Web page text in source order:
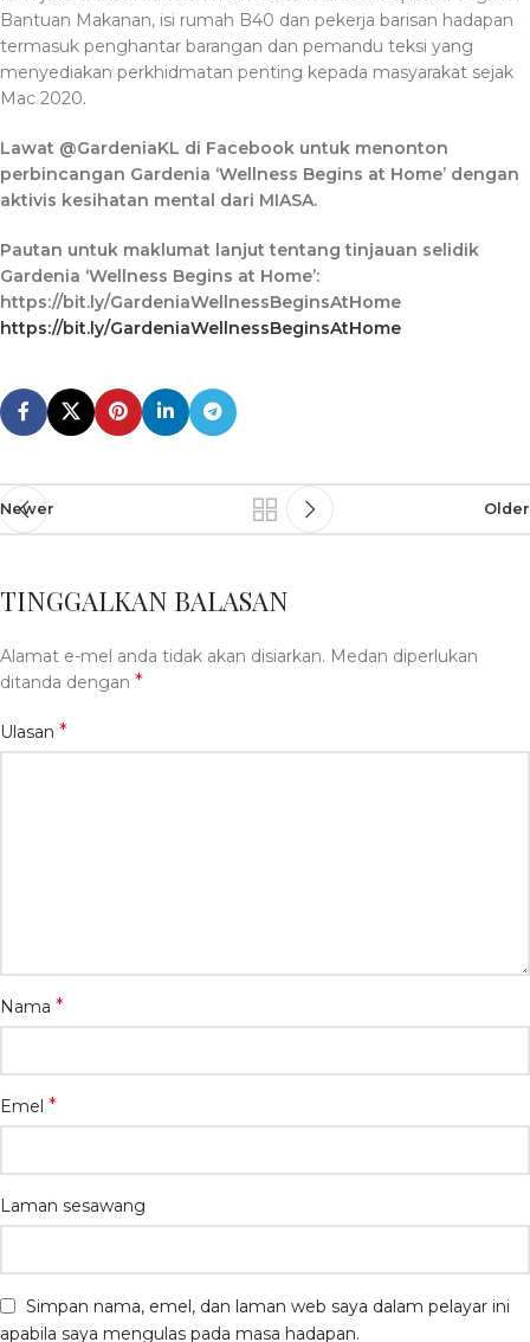
Bantuan Makanan, isi rumah B40 dan pekerja barisan hadapan
termasuk penghantar barangan dan pemandu teksi yang
menyediakan perkhidmatan penting kepada masyarakat sejak
Mac 2020.
Lawat @GardeniaKL di Facebook untuk menonton
perbincangan Gardenia ‘Wellness Begins at Home’ dengan
aktivis kesihatan mental dari MIASA.
Pautan untuk maklumat lanjut tentang tinjauan selidik
Gardenia ‘Wellness Begins at Home’:
https://bit.ly/GardeniaWellnessBeginsAtHome
https://bit.ly/GardeniaWellnessBeginsAtHome
Newer Older
TINGGALKAN BALASAN
Alamat e-mel anda tidak akan disiarkan. Medan diperlukan
ditanda dengan *
Ulasan *
Nama *
Emel *
Laman sesawang
Simpan nama, emel, dan laman web saya dalam pelayar ini
apabila saya mengulas pada masa hadapan.